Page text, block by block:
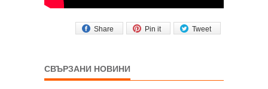
Tweet
Pin it
Share
СВЪРЗАНИ НОВИНИ